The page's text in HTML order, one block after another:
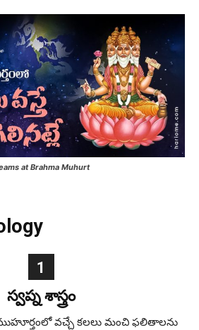
at Brahma Muhurt
1
స్వప్న శాస్త్రం
వచ్చే కలలు మంచి ఫలితాలను